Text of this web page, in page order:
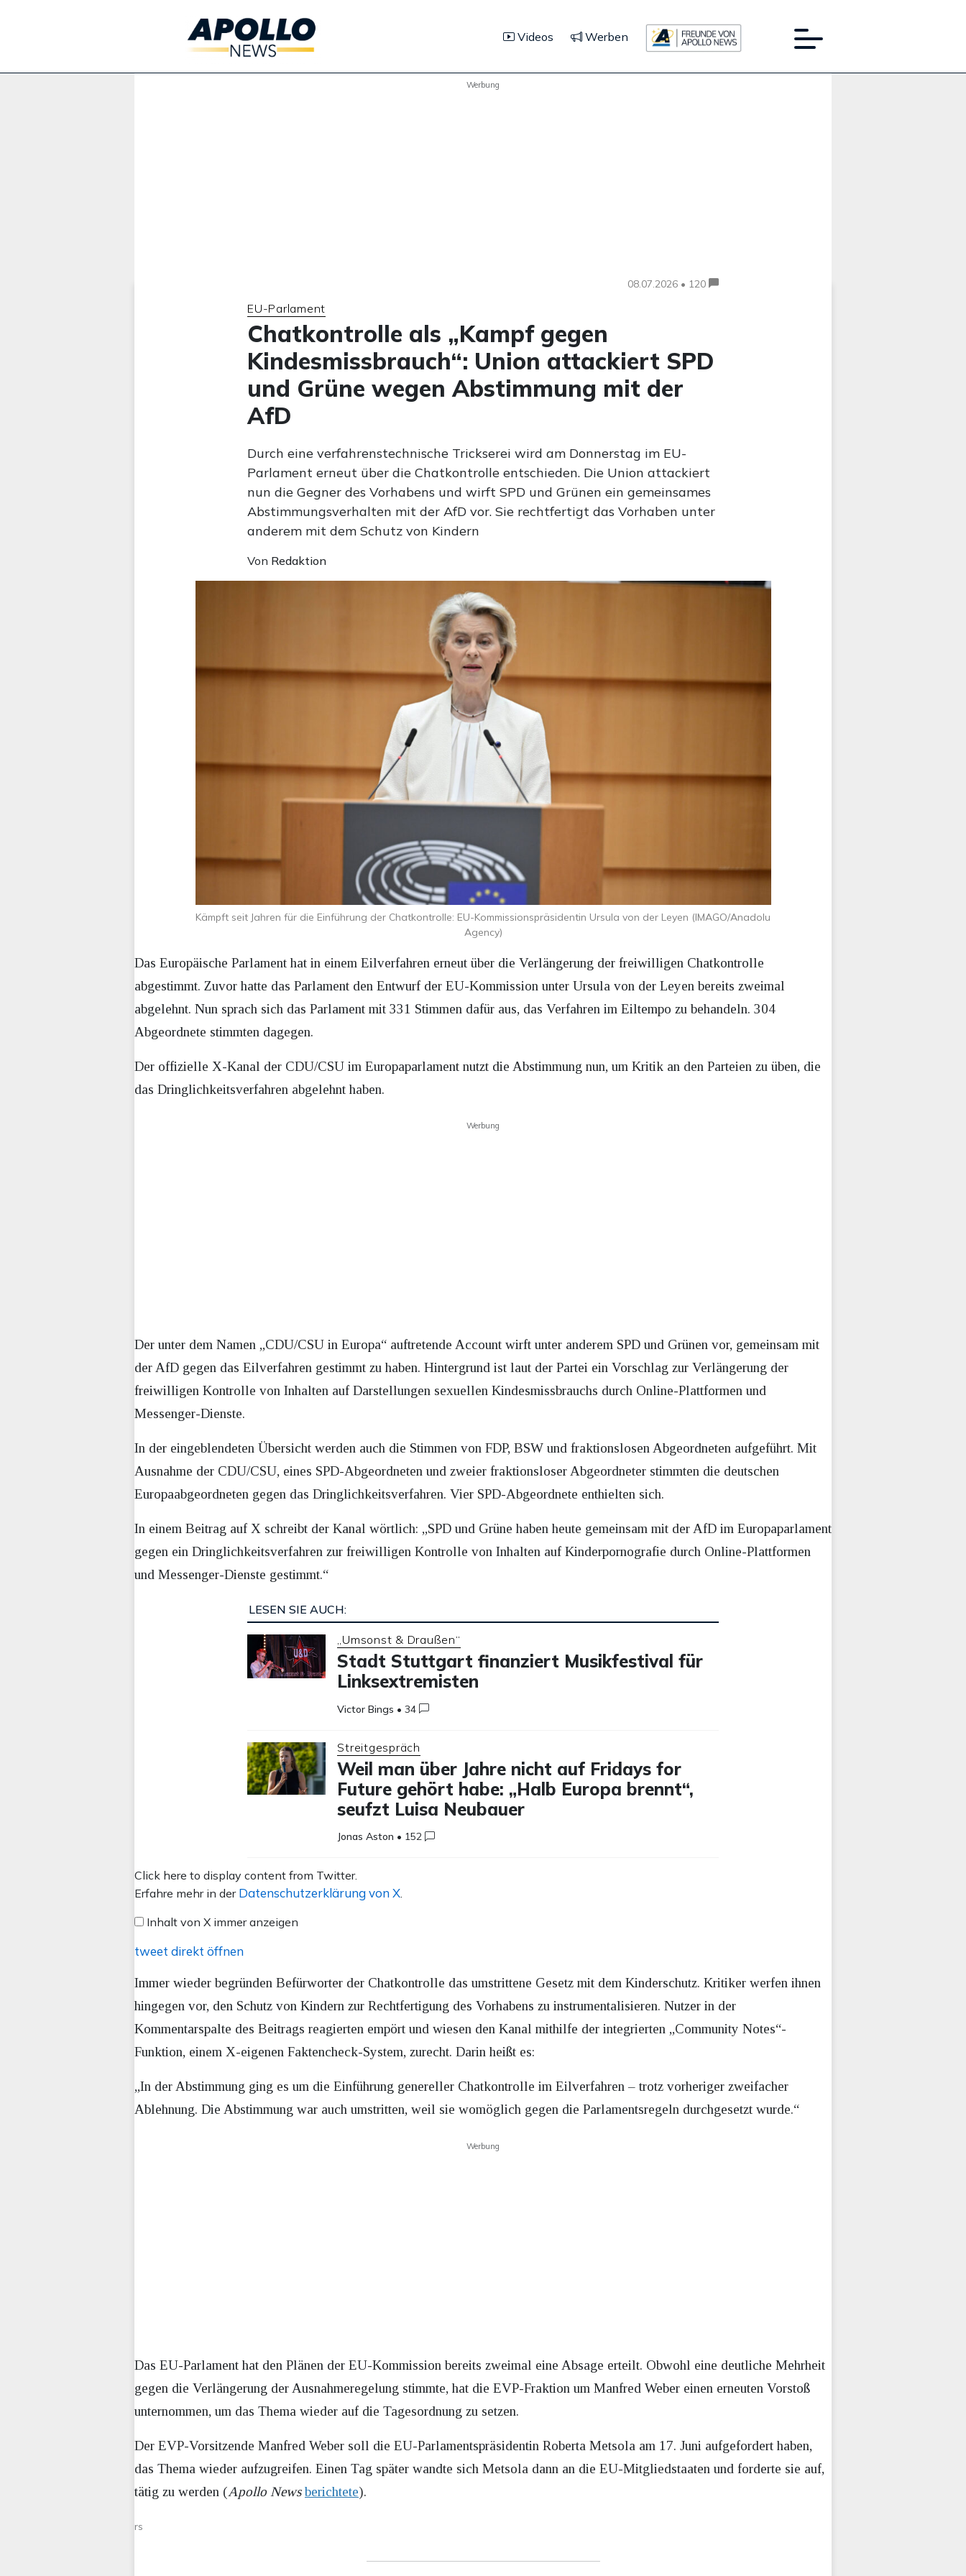
Videos Werben
Werbung
08.07.2026 • 120
EU-Parlament
Chatkontrolle als „Kampf gegen
Kindesmissbrauch“: Union attackiert SPD
und Grüne wegen Abstimmung mit der
AfD
Durch eine verfahrenstechnische Trickserei wird am Donnerstag im EU-
Parlament erneut über die Chatkontrolle entschieden. Die Union attackiert
nun die Gegner des Vorhabens und wirft SPD und Grünen ein gemeinsames
Abstimmungsverhalten mit der AfD vor. Sie rechtfertigt das Vorhaben unter
anderem mit dem Schutz von Kindern
Von Redaktion
Kämpft seit Jahren für die Einführung der Chatkontrolle: EU-Kommissionspräsidentin Ursula von der Leyen (IMAGO/Anadolu
Agency)
Das Europäische Parlament hat in einem Eilverfahren erneut über die Verlängerung der freiwilligen Chatkontrolle
abgestimmt. Zuvor hatte das Parlament den Entwurf der EU-Kommission unter Ursula von der Leyen bereits zweimal
abgelehnt. Nun sprach sich das Parlament mit 331 Stimmen dafür aus, das Verfahren im Eiltempo zu behandeln. 304
Abgeordnete stimmten dagegen.
Der offizielle X-Kanal der CDU/CSU im Europaparlament nutzt die Abstimmung nun, um Kritik an den Parteien zu üben, die
das Dringlichkeitsverfahren abgelehnt haben.
Werbung
Der unter dem Namen „CDU/CSU in Europa“ auftretende Account wirft unter anderem SPD und Grünen vor, gemeinsam mit
der AfD gegen das Eilverfahren gestimmt zu haben. Hintergrund ist laut der Partei ein Vorschlag zur Verlängerung der
freiwilligen Kontrolle von Inhalten auf Darstellungen sexuellen Kindesmissbrauchs durch Online-Plattformen und
Messenger-Dienste.
In der eingeblendeten Übersicht werden auch die Stimmen von FDP, BSW und fraktionslosen Abgeordneten aufgeführt. Mit
Ausnahme der CDU/CSU, eines SPD-Abgeordneten und zweier fraktionsloser Abgeordneter stimmten die deutschen
Europaabgeordneten gegen das Dringlichkeitsverfahren. Vier SPD-Abgeordnete enthielten sich.
In einem Beitrag auf X schreibt der Kanal wörtlich: „SPD und Grüne haben heute gemeinsam mit der AfD im Europaparlament
gegen ein Dringlichkeitsverfahren zur freiwilligen Kontrolle von Inhalten auf Kinderpornografie durch Online-Plattformen
und Messenger-Dienste gestimmt.“
LESEN SIE AUCH:
„Umsonst & Draußen“
Stadt Stuttgart finanziert Musikfestival für
Linksextremisten
Victor Bings •34
Streitgespräch
Weil man über Jahre nicht auf Fridays for
Future gehört habe: „Halb Europa brennt“,
seufzt Luisa Neubauer
Jonas Aston • 152
Inhalt
von
anzeigen
Click here to display content from Twitter.
Erfahre mehr in der Datenschutzerklärung von X.
Inhalt von X immer anzeigen
tweet direkt öffnen
Immer wieder begründen Befürworter der Chatkontrolle das umstrittene Gesetz mit dem Kinderschutz. Kritiker werfen ihnen
hingegen vor, den Schutz von Kindern zur Rechtfertigung des Vorhabens zu instrumentalisieren. Nutzer in der
Kommentarspalte des Beitrags reagierten empört und wiesen den Kanal mithilfe der integrierten „Community Notes“-
Funktion, einem X-eigenen Faktencheck-System, zurecht. Darin heißt es:
„In der Abstimmung ging es um die Einführung genereller Chatkontrolle im Eilverfahren – trotz vorheriger zweifacher
Ablehnung. Die Abstimmung war auch umstritten, weil sie womöglich gegen die Parlamentsregeln durchgesetzt wurde.“
Werbung
Das EU-Parlament hat den Plänen der EU-Kommission bereits zweimal eine Absage erteilt. Obwohl eine deutliche Mehrheit
gegen die Verlängerung der Ausnahmeregelung stimmte, hat die EVP-Fraktion um Manfred Weber einen erneuten Vorstoß
unternommen, um das Thema wieder auf die Tagesordnung zu setzen.
Der EVP-Vorsitzende Manfred Weber soll die EU-Parlamentspräsidentin Roberta Metsola am 17. Juni aufgefordert haben,
das Thema wieder aufzugreifen. Einen Tag später wandte sich Metsola dann an die EU-Mitgliedstaaten und forderte sie auf,
tätig zu werden (Apollo News berichtete).
rs